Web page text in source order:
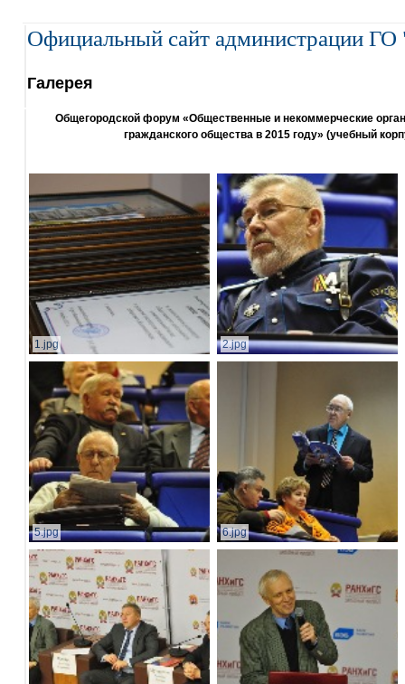
Официальный сайт администрации ГО
Галерея
Общегородской форум «Общественные и некоммерческие
гражданского общества в 2015 году» (учебный
1.jpg 2.jpg
5.jpg 6.jpg